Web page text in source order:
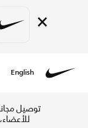
×
English
توصيل